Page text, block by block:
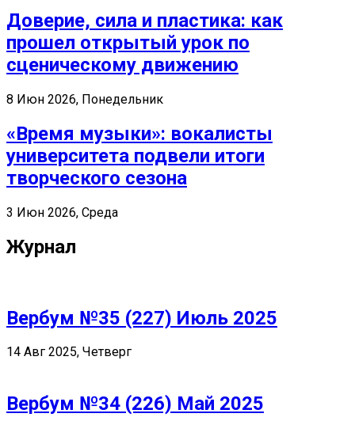
Доверие, сила и пластика: как
прошел открытый урок по
сценическому движению
8 Июн 2026, Понедельник
«Время музыки»: вокалисты
университета подвели итоги
творческого сезона
3 Июн 2026, Среда
Журнал
Вербум №35 (227) Июль 2025
14 Авг 2025, Четверг
Вербум №34 (226) Май 2025